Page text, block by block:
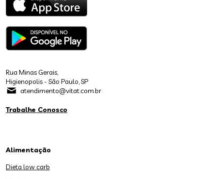
Rua Minas Gerais,
Higienopolis - São Paulo, SP
atendimento@vitat.com.br
Trabalhe Conosco
Alimentação
Dieta low carb